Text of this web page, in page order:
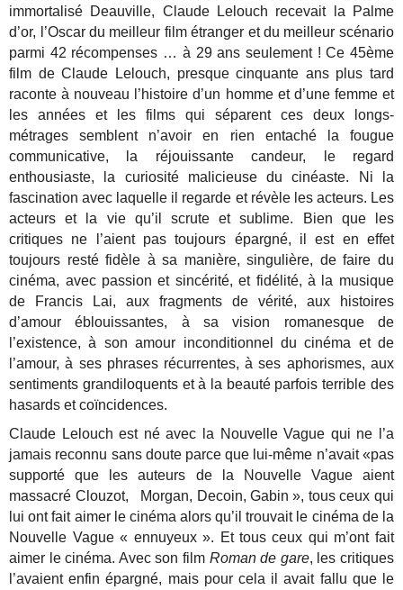
immortalisé Deauville, Claude Lelouch recevait la Palme
d’or, l’Oscar du meilleur film étranger et du meilleur scénario
parmi 42 récompenses … à 29 ans seulement ! Ce 45ème
film de Claude Lelouch, presque cinquante ans plus tard
raconte à nouveau l’histoire d’un homme et d’une femme et
les années et les films qui séparent ces deux longs-
métrages semblent n’avoir en rien entaché la fougue
communicative, la réjouissante candeur, le regard
enthousiaste, la curiosité malicieuse du cinéaste. Ni la
fascination avec laquelle il regarde et révèle les acteurs. Les
acteurs et la vie qu’il scrute et sublime. Bien que les
critiques ne l’aient pas toujours épargné, il est en effet
toujours resté fidèle à sa manière, singulière, de faire du
cinéma, avec passion et sincérité, et fidélité, à la musique
de Francis Lai, aux fragments de vérité, aux histoires
d’amour éblouissantes, à sa vision romanesque de
l’existence, à son amour inconditionnel du cinéma et de
l’amour, à ses phrases récurrentes, à ses aphorismes, aux
sentiments grandiloquents et à la beauté parfois terrible des
hasards et coïncidences.
Claude Lelouch est né avec la Nouvelle Vague qui ne l’a
jamais reconnu sans doute parce que lui-même n’avait «pas
supporté que les auteurs de la Nouvelle Vague aient
massacré Clouzot, Morgan, Decoin, Gabin », tous ceux qui
lui ont fait aimer le cinéma alors qu’il trouvait le cinéma de la
Nouvelle Vague « ennuyeux ». Et tous ceux qui m’ont fait
aimer le cinéma. Avec son film Roman de gare, les critiques
l’avaient enfin épargné, mais pour cela il avait fallu que le